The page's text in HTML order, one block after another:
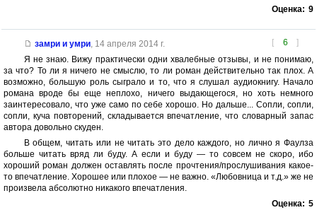
Оценка: 9
[ 6 ]
замри и умри, 14 апреля 2014 г.
Я не знаю. Вижу практически одни хвалебные отзывы, и не понимаю,
за что? То ли я ничего не смыслю, то ли роман действительно так плох. А
возможно, большую роль сыграло и то, что я слушал аудиокнигу. Начало
романа вроде бы еще неплохо, ничего выдающегося, но хоть немного
заинтересовало, что уже само по себе хорошо. Но дальше... Сопли, сопли,
сопли, куча повторений, складывается впечатление, что словарный запас
автора довольно скуден.
В общем, читать или не читать это дело каждого, но лично я Фаулза
больше читать вряд ли буду. А если и буду — то совсем не скоро, ибо
хороший роман должен оставлять после прочтения/прослушивания какое-
то впечатление. Хорошее или плохое — не важно. «Любовница и т.д.» же не
произвела абсолютно никакого впечатления.
Оценка: 5